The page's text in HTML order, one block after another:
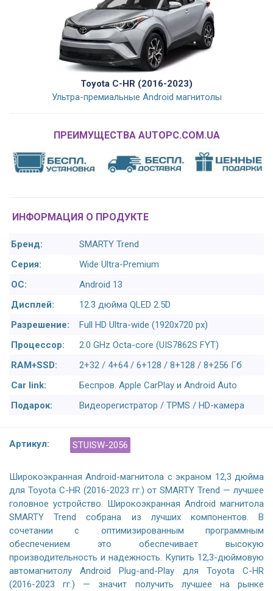
Toyota C-HR (2016-2023)
Ультра-премиальные Android магнитолы
ПРЕИМУЩЕСТВА AUTOPC.COM.UA
ИНФОРМАЦИЯ О ПРОДУКТЕ
Бренд:
SMARTY Trend
Серия:
Wide Ultra-Premium
ОС:
Android 13
Дисплей:
12.3 дюйма QLED 2.5D
Разрешение:
Full HD Ultra-wide (1920x720 px)
Процессор:
2.0 GHz Octa-core (UIS7862S FYT)
RAM+SSD:
2+32 / 4+64 / 6+128 / 8+128 / 8+256 Гб
Car link:
Беспров. Apple CarPlay и Android Auto
Подарок:
Видеорегистратор / TPMS / HD-камера
Артикул: STUISW-2056
Широкоэкранная Android-магнитола с экраном 12,3 дюйма
для Toyota C-HR (2016-2023 гг.) от SMARTY Trend — лучшее
головное устройство. Широкоэкранная Android магнитола
SMARTY Trend собрана из лучших компонентов. В
сочетании с оптимизированным программным
обеспечением это обеспечивает высокую
производительность и надежность. Купить 12,3-дюймовую
автомагнитолу Android Plug-and-Play для Toyota C-HR
(2016-2023 гг.) — значит получить лучшее на рынке